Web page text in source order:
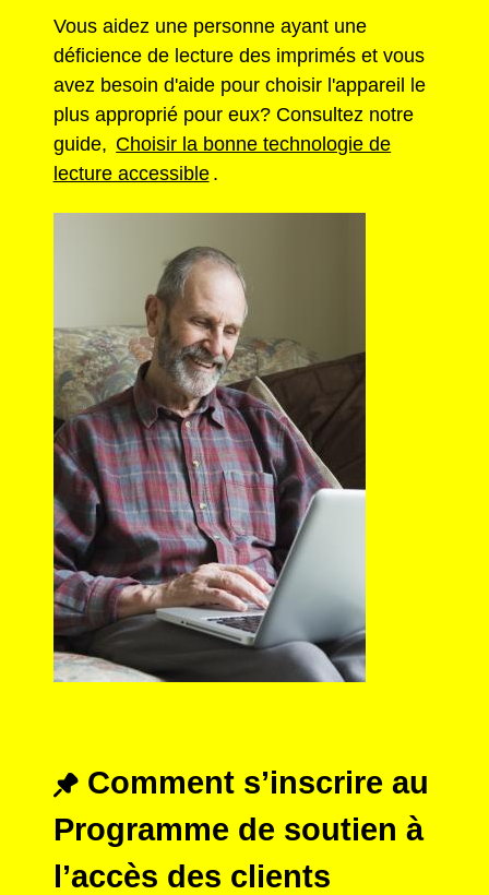
Vous aidez une personne ayant une
déficience de lecture des imprimés et vous
avez besoin d'aide pour choisir l'appareil le
plus approprié pour eux? Consultez notre
guide, Choisir la bonne technologie de
lecture accessible .
Comment s’inscrire au
Programme de soutien à
l’accès des clients